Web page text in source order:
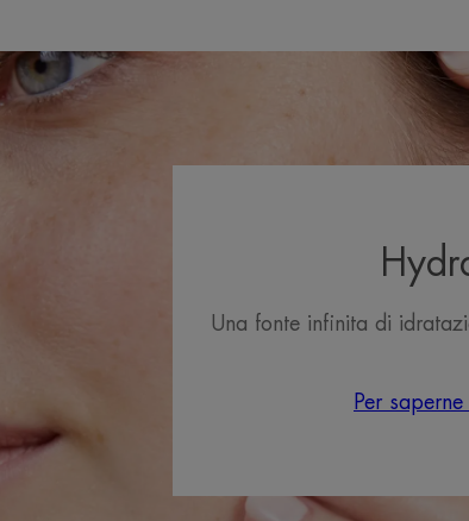
Una fonte infinita di
Per